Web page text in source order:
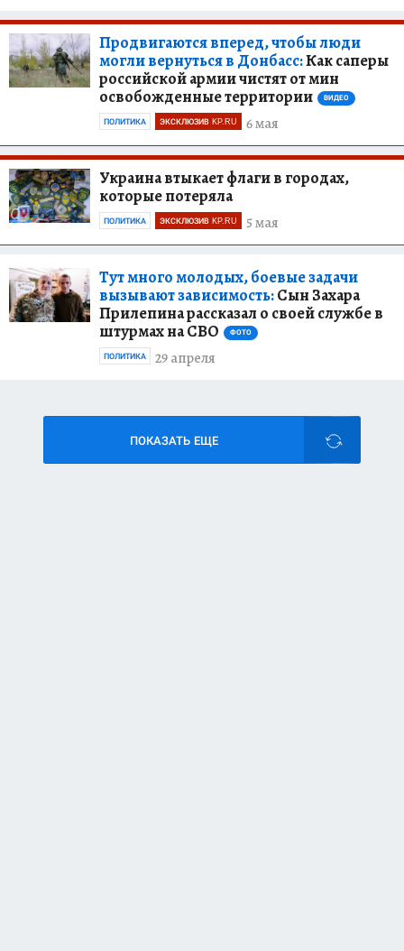
Продвигаются вперед, чтобы люди
могли вернуться в Донбасс:Как саперы
российской армии чистят от мин
освобожденные территории
ВИДЕО
6 мая
ПОЛИТИКА ЭКСКЛЮЗИВ KP.RU
Украина втыкает флаги в городах,
которые потеряла
5 мая
ПОЛИТИКА ЭКСКЛЮЗИВ KP.RU
Тут много молодых, боевые задачи
вызывают зависимость:Сын Захара
Прилепина рассказал о своей службе в
штурмах на СВО
ФОТО
29 апреля
ПОЛИТИКА
ПОКАЗАТЬ ЕЩЕ